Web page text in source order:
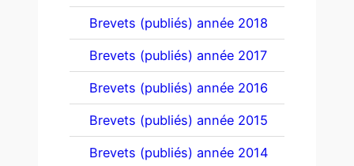
Brevets (publiés) année 2018
Brevets (publiés) année 2017
Brevets (publiés) année 2016
Brevets (publiés) année 2015
Brevets (publiés) année 2014